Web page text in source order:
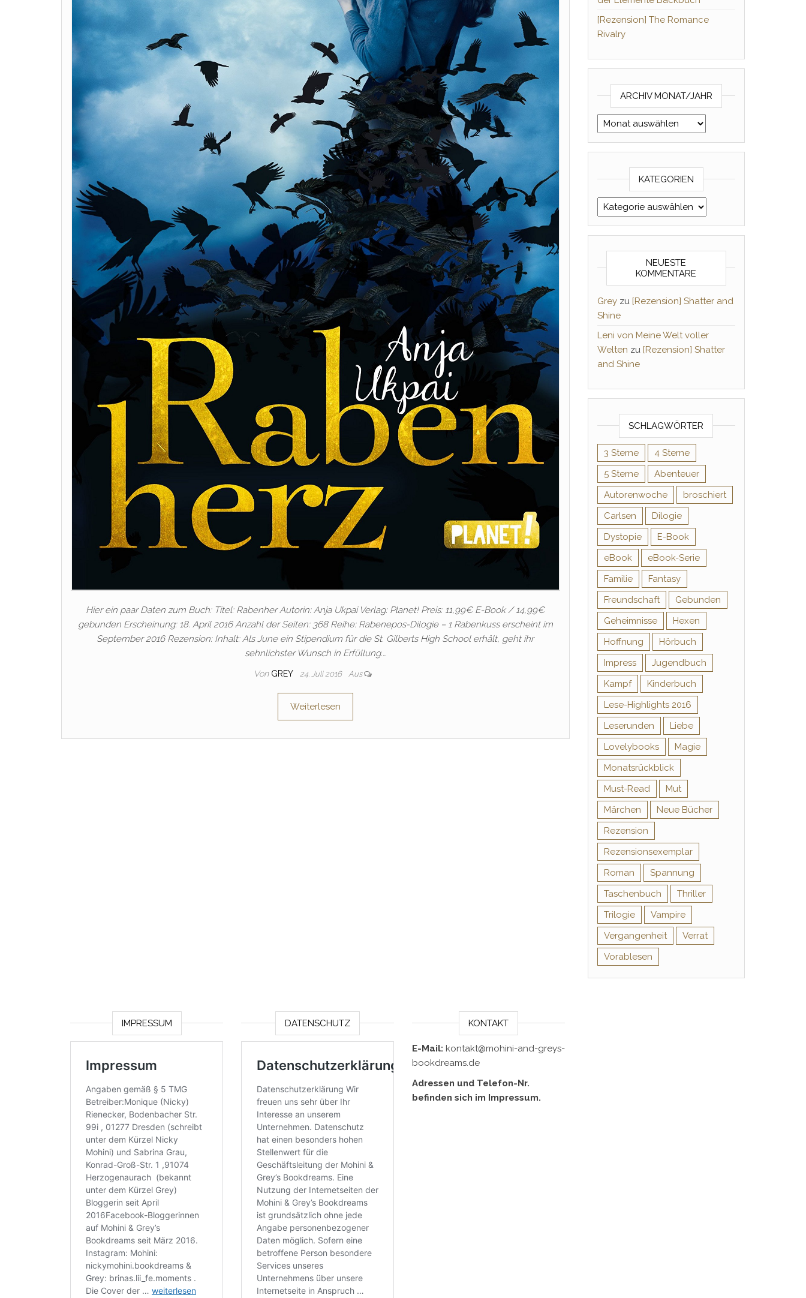
Hier ein paar Daten zum Buch: Titel: Rabenher Autorin: Anja Ukpai Verlag: Planet! Preis: 11,99€ E-Book / 14,99€
gebunden Erscheinung: 18. April 2016 Anzahl der Seiten: 368 Reihe: Rabenepos-Dilogie – 1 Rabenkuss erscheint im
September 2016 Rezension: Inhalt: Als June ein Stipendium für die St. Gilberts High School erhält, geht ihr
sehnlichster Wunsch in Erfüllung.…
Von GREY 24. Juli 2016 Aus
Weiterlesen
[Rezension] The Romance
Rivalry
ARCHIV MONAT/JAHR
Archiv Monat/Jahr
KATEGORIEN
Kategorien
NEUESTE
KOMMENTARE
Greyzu [Rezension] Shatter and
Shine
Leni von Meine Welt voller
Welten zu [Rezension] Shatter
and Shine
SCHLAGWÖRTER
3 Sterne
4 Sterne
5 Sterne
Abenteuer
Autorenwoche
broschiert
Carlsen
Dilogie
Dystopie
E-Book
eBook
eBook-Serie
Familie
Fantasy
Freundschaft
Gebunden
Geheimnisse
Hexen
Hoffnung
Hörbuch
Impress
Jugendbuch
Kampf
Kinderbuch
Lese-Highlights 2016
Leserunden
Liebe
Lovelybooks
Magie
Monatsrückblick
Must-Read
Mut
Märchen
Neue Bücher
Rezension
Rezensionsexemplar
Roman
Spannung
Taschenbuch
Thriller
Trilogie
Vampire
Vergangenheit
Verrat
Vorablesen
IMPRESSUM DATENSCHUTZ KONTAKT
E-Mail: kontakt@mohini-and-greys-
bookdreams.de
Adressen und Telefon-Nr.
befinden sich im Impressum.